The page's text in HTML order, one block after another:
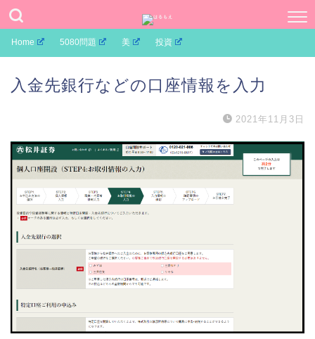
Home 5080問題 美 投資
入金先銀行などの口座情報を入力
2021年11月3日